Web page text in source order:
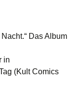
Das Album
in
(Kult Comics